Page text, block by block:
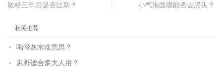
散粉三年后是否过期？
小气泡面膜能否去黑头？
相关推荐
喝骨灰水啥意思？
素野适合多大人用？